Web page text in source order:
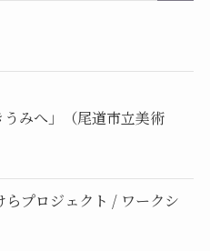
みへ」（尾道市立美術
プロジェクト / ワークシ